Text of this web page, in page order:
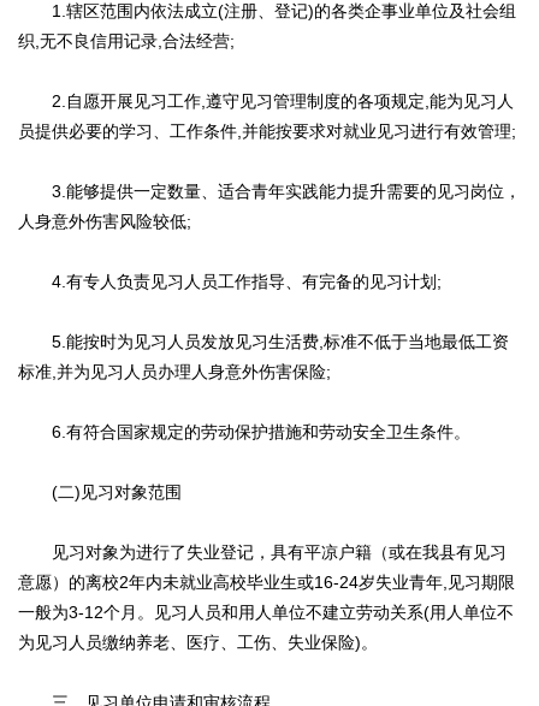
1.辖区范围内依法成立(注册、登记)的各类企事业单位及社会组
织,无不良信用记录,合法经营;
2.自愿开展见习工作,遵守见习管理制度的各项规定,能为见习人
员提供必要的学习、工作条件,并能按要求对就业见习进行有效管理;
3.能够提供一定数量、适合青年实践能力提升需要的见习岗位，
人身意外伤害风险较低;
4.有专人负责见习人员工作指导、有完备的见习计划;
5.能按时为见习人员发放见习生活费,标准不低于当地最低工资
标准,并为见习人员办理人身意外伤害保险;
6.有符合国家规定的劳动保护措施和劳动安全卫生条件。
(二)见习对象范围
见习对象为进行了失业登记，具有平凉户籍（或在我县有见习
意愿）的离校2年内未就业高校毕业生或16-24岁失业青年,见习期限
一般为3-12个月。见习人员和用人单位不建立劳动关系(用人单位不
为见习人员缴纳养老、医疗、工伤、失业保险)。